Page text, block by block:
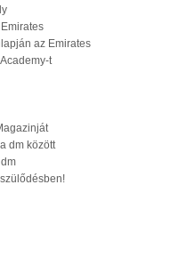
az Emirates
t
dm között